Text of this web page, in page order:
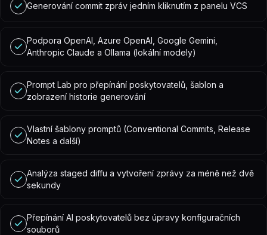
Generování commit zpráv jedním kliknutím z panelu VCS
Podpora OpenAI, Azure OpenAI, Google Gemini,
Anthropic Claude a Ollama (lokální modely)
Prompt Lab pro přepínání poskytovatelů, šablon a
zobrazení historie generování
Vlastní šablony promptů (Conventional Commits, Release
Notes a další)
Analýza staged diffu a vytvoření zprávy za méně než dvě
sekundy
Přepínání AI poskytovatelů bez úpravy konfiguračních
souborů